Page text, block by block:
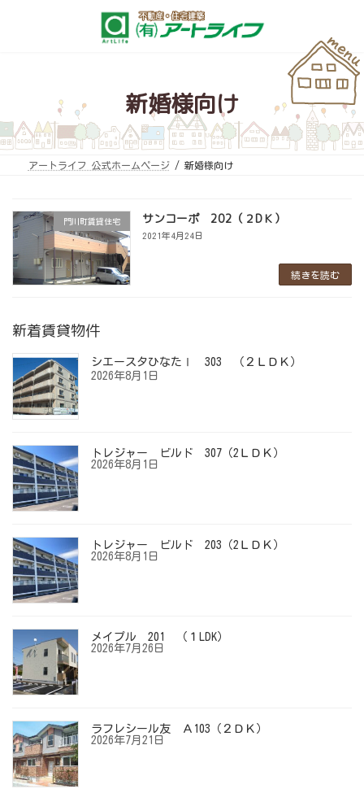
新婚様向け
アートライフ 公式ホームページ 新婚様向け
門川町賃貸住宅 サンコーポ 202（２DＫ）
2021年4月24日
続きを読む
新着賃貸物件
シエースタひなたⅠ 303 （２ＬＤＫ）
2026年8月1日
トレジャー ビルド 307（2ＬＤＫ）
2026年8月1日
トレジャー ビルド 203（2ＬＤＫ）
2026年8月1日
メイプル 201 （１LDK）
2026年7月26日
ラフレシール友 Ａ103（２ＤＫ）
2026年7月21日